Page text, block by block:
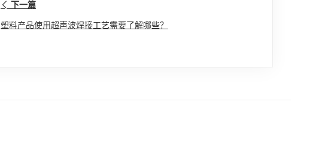
下一篇
塑料产品使用超声波焊接工艺需要了解哪些？